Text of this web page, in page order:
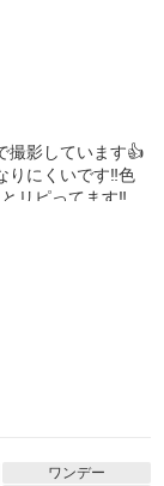
撮影しています👍️
りにくいです‼️色
リピってます‼️
ワンデー